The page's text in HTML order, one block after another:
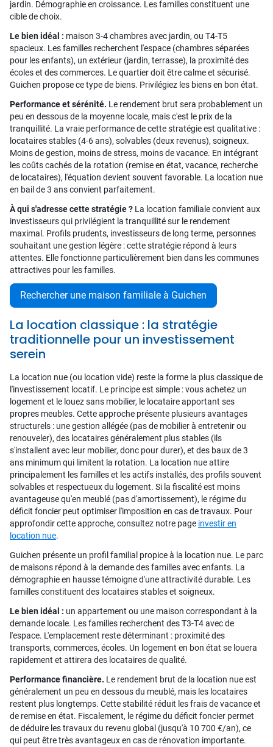
jardin. Démographie en croissance. Les familles constituent une
cible de choix.
Le bien idéal : maison 3-4 chambres avec jardin, ou T4-T5
spacieux. Les familles recherchent l'espace (chambres séparées
pour les enfants), un extérieur (jardin, terrasse), la proximité des
écoles et des commerces. Le quartier doit être calme et sécurisé.
Guichen propose ce type de biens. Privilégiez les biens en bon état.
Performance et sérénité. Le rendement brut sera probablement un
peu en dessous de la moyenne locale, mais c'est le prix de la
tranquillité. La vraie performance de cette stratégie est qualitative :
locataires stables (4-6 ans), solvables (deux revenus), soigneux.
Moins de gestion, moins de stress, moins de vacance. En intégrant
les coûts cachés de la rotation (remise en état, vacance, recherche
de locataires), l'équation devient souvent favorable. La location nue
en bail de 3 ans convient parfaitement.
À qui s'adresse cette stratégie ? La location familiale convient aux
investisseurs qui privilégient la tranquillité sur le rendement
maximal. Profils prudents, investisseurs de long terme, personnes
souhaitant une gestion légère : cette stratégie répond à leurs
attentes. Elle fonctionne particulièrement bien dans les communes
attractives pour les familles.
Rechercher une maison familiale à Guichen
La location classique : la stratégie
traditionnelle pour un investissement
serein
La location nue (ou location vide) reste la forme la plus classique de
l'investissement locatif. Le principe est simple : vous achetez un
logement et le louez sans mobilier, le locataire apportant ses
propres meubles. Cette approche présente plusieurs avantages
structurels : une gestion allégée (pas de mobilier à entretenir ou
renouveler), des locataires généralement plus stables (ils
s'installent avec leur mobilier, donc pour durer), et des baux de 3
ans minimum qui limitent la rotation. La location nue attire
principalement les familles et les actifs installés, des profils souvent
solvables et respectueux du logement. Si la fiscalité est moins
avantageuse qu'en meublé (pas d'amortissement), le régime du
déficit foncier peut optimiser l'imposition en cas de travaux. Pour
approfondir cette approche, consultez notre page investir en
location nue.
Guichen présente un profil familial propice à la location nue. Le parc
de maisons répond à la demande des familles avec enfants. La
démographie en hausse témoigne d'une attractivité durable. Les
familles constituent des locataires stables et soigneux.
Le bien idéal : un appartement ou une maison correspondant à la
demande locale. Les familles recherchent des T3-T4 avec de
l'espace. L'emplacement reste déterminant : proximité des
transports, commerces, écoles. Un logement en bon état se louera
rapidement et attirera des locataires de qualité.
Performance financière. Le rendement brut de la location nue est
généralement un peu en dessous du meublé, mais les locataires
restent plus longtemps. Cette stabilité réduit les frais de vacance et
de remise en état. Fiscalement, le régime du déficit foncier permet
de déduire les travaux du revenu global (jusqu'à 10 700 €/an), ce
qui peut être très avantageux en cas de rénovation importante.